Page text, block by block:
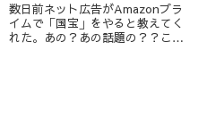
数日前ネット広告がAmazonプラ
イムで「国宝」をやると教えてく
れた。あの？あの話題の？？こん